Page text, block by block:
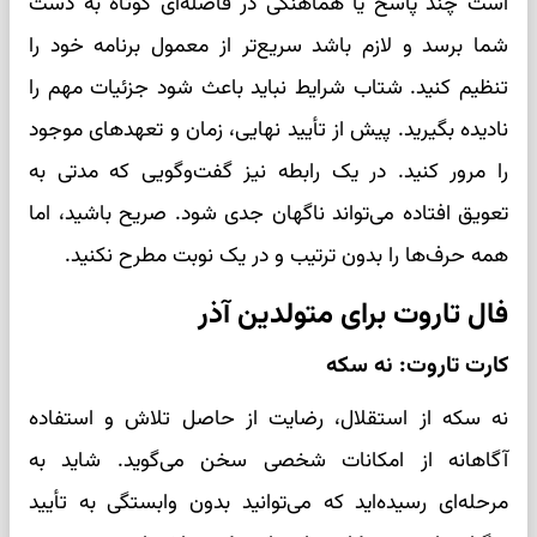
شما برسد و لازم باشد سریع‌تر از معمول برنامه خود را
تنظیم کنید. شتاب شرایط نباید باعث شود جزئیات مهم را
نادیده بگیرید. پیش از تأیید نهایی، زمان و تعهدهای موجود
را مرور کنید. در یک رابطه نیز گفت‌وگویی که مدتی به
تعویق افتاده می‌تواند ناگهان جدی شود. صریح باشید، اما
همه حرف‌ها را بدون ترتیب و در یک نوبت مطرح نکنید.
فال تاروت برای متولدین آذر
کارت تاروت: نه سکه
نه سکه از استقلال، رضایت از حاصل تلاش و استفاده
آگاهانه از امکانات شخصی سخن می‌گوید. شاید به
مرحله‌ای رسیده‌اید که می‌توانید بدون وابستگی به تأیید